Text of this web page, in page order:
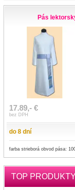
Pás
17.89,- €
bez DPH
do 8 dní
farba strieborá obvod pása:
TOP